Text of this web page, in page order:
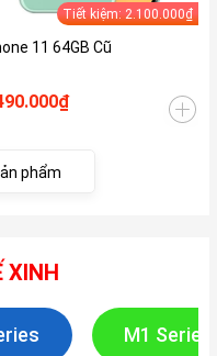
Tiết kiệm: 2.100.000₫
11 64GB Cũ
phẩm
XINH
M1 Series